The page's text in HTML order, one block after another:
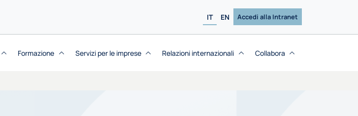
IT EN Accedi alla Intranet
Formazione Servizi per le imprese Relazioni internazionali Collabora